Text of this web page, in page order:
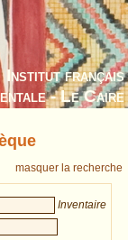
Institut français
- Le Caire
masquer la recherche
Inventaire